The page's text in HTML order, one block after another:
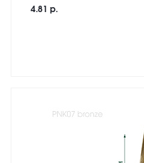
4.81 р.